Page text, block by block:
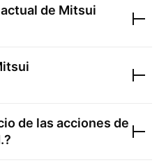
de Mitsui
de las acciones de
?